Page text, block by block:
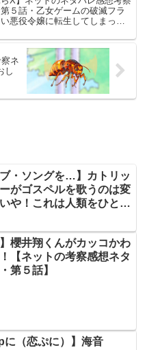
５話・乙女ゲームの破滅フラ
悪役令嬢に転生してしまっ
ネ
し
ブ・ソングを…】カトリッ
がゴスペルを歌うのは変
や！これは人類をひとつ
】櫻井翔くんがカッコかわ
【ネットの考察感想ネタ
第５話】
に（恋ぷに）】海音